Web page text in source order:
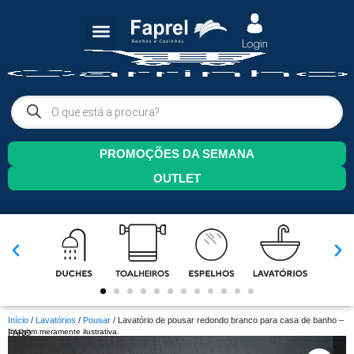
PROMOÇÕES DA SEMANA
OUTLET
Início / Lavatórios / Pousar / Lavatório de pousar redondo branco para casa de banho –
FARO
Imagem meramente ilustrativa.